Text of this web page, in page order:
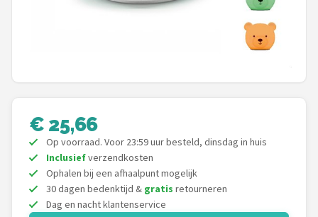
Aigostar
Flow Amsterdam
LUVION
KCVV
€ 25,66
Op voorraad. Voor 23:59 uur besteld, dinsdag in huis
Inclusiefverzendkosten
Ophalen bij een afhaalpunt mogelijk
30 dagen bedenktijd & gratis retourneren
Dag en nacht klantenservice